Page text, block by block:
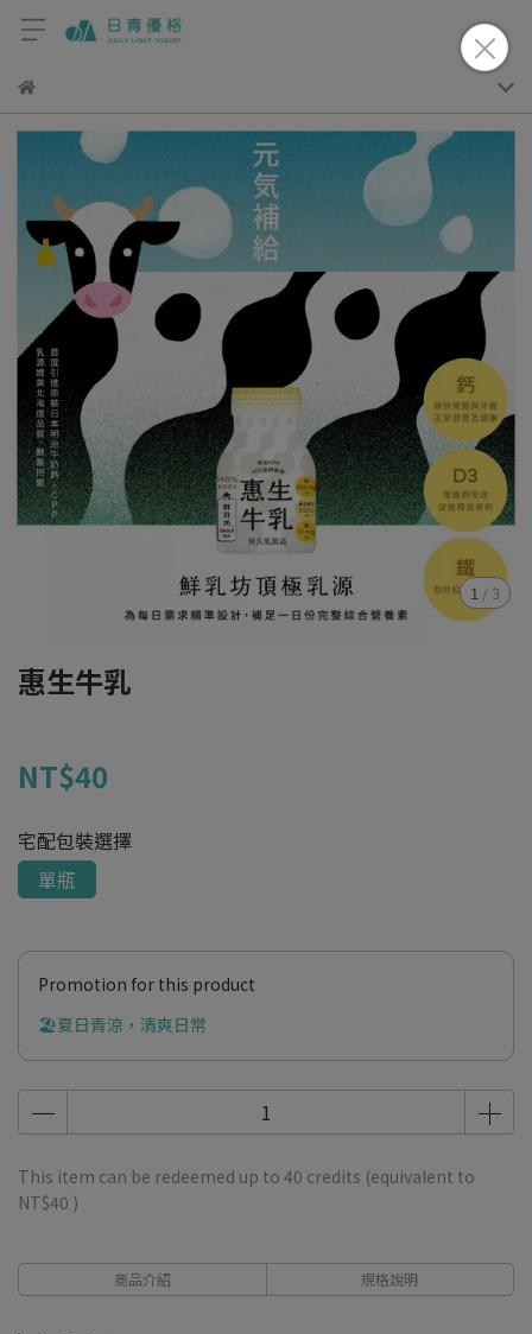
1 / 3
惠生牛乳
NT$40
宅配包裝選擇
單瓶
Promotion for this product
🏖️夏日青涼，清爽日常
This item can be redeemed up to 40 credits (equivalent to
NT$40 )
商品介紹 規格說明